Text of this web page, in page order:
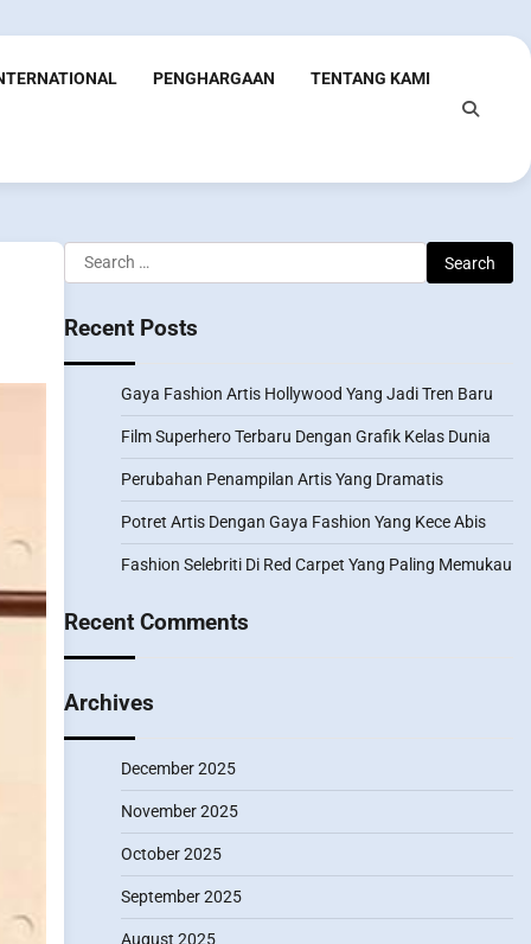
PENGHARGAAN TENTANG KAMI
Search
for:
Recent Posts
Gaya Fashion Artis Hollywood Yang Jadi Tren Baru
Film Superhero Terbaru Dengan Grafik Kelas Dunia
Perubahan Penampilan Artis Yang Dramatis
Potret Artis Dengan Gaya Fashion Yang Kece Abis
Fashion Selebriti Di Red Carpet Yang Paling Memukau
Recent Comments
Archives
December 2025
November 2025
October 2025
September 2025
August 2025